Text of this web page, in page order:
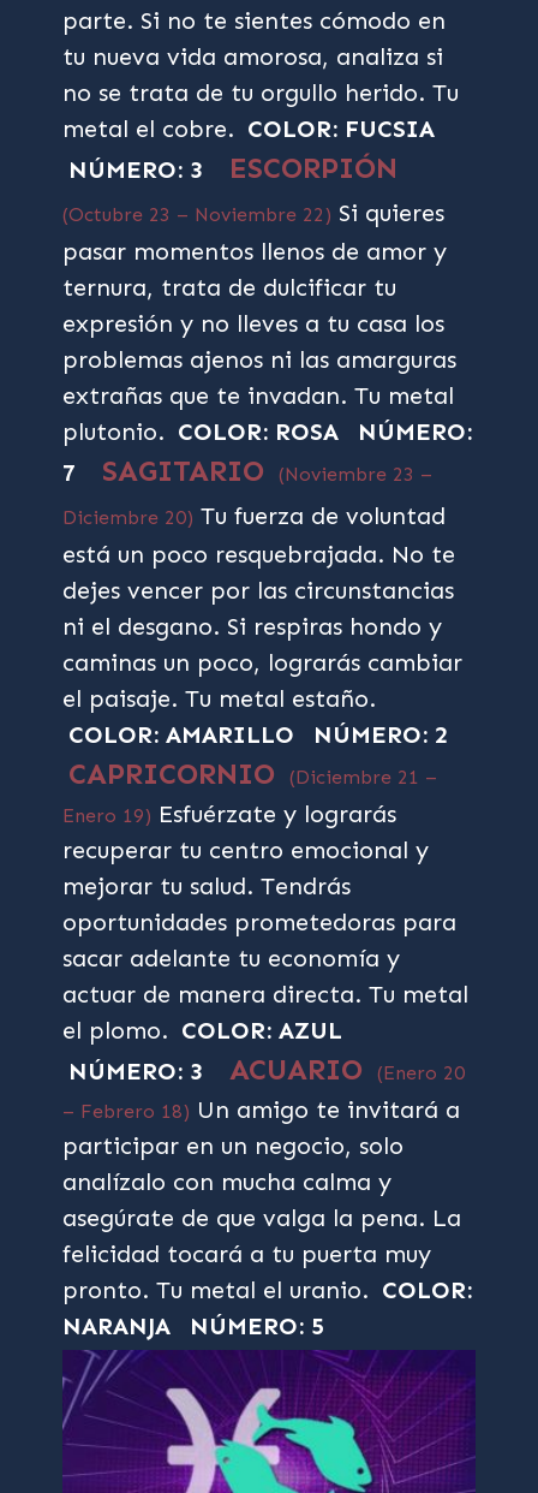
parte. Si no te sientes cómodo en
tu nueva vida amorosa, analiza si
no se trata de tu orgullo herido. Tu
metal el cobre. COLOR: FUCSIA
NÚMERO: 3
ESCORPIÓN
(Octubre 23 – Noviembre 22) Si quieres
pasar momentos llenos de amor y
ternura, trata de dulcificar tu
expresión y no lleves a tu casa los
problemas ajenos ni las amarguras
extrañas que te invadan. Tu metal
plutonio. COLOR: ROSA
NÚMERO:
7
SAGITARIO
(Noviembre 23 –
Diciembre 20) Tu fuerza de voluntad
está un poco resquebrajada. No te
dejes vencer por las circunstancias
ni el desgano. Si respiras hondo y
caminas un poco, lograrás cambiar
el paisaje. Tu metal estaño.
COLOR: AMARILLO
NÚMERO: 2
CAPRICORNIO
(Diciembre 21 –
Enero 19) Esfuérzate y lograrás
recuperar tu centro emocional y
mejorar tu salud. Tendrás
oportunidades prometedoras para
sacar adelante tu economía y
actuar de manera directa. Tu metal
el plomo. COLOR: AZUL
NÚMERO: 3
ACUARIO
(Enero 20
– Febrero 18) Un amigo te invitará a
participar en un negocio, solo
analízalo con mucha calma y
asegúrate de que valga la pena. La
felicidad tocará a tu puerta muy
pronto. Tu metal el uranio. COLOR:
NARANJA
NÚMERO: 5